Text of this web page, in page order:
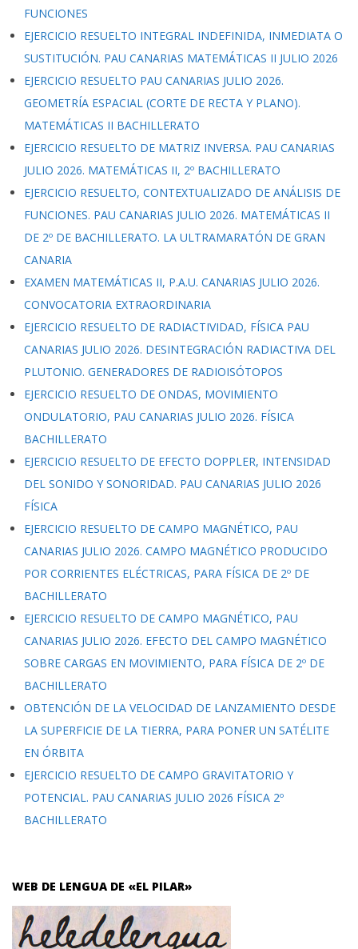
FUNCIONES
EJERCICIO RESUELTO INTEGRAL INDEFINIDA, INMEDIATA O
SUSTITUCIÓN. PAU CANARIAS MATEMÁTICAS II JULIO 2026
EJERCICIO RESUELTO PAU CANARIAS JULIO 2026.
GEOMETRÍA ESPACIAL (CORTE DE RECTA Y PLANO).
MATEMÁTICAS II BACHILLERATO
EJERCICIO RESUELTO DE MATRIZ INVERSA. PAU CANARIAS
JULIO 2026. MATEMÁTICAS II, 2º BACHILLERATO
EJERCICIO RESUELTO, CONTEXTUALIZADO DE ANÁLISIS DE
FUNCIONES. PAU CANARIAS JULIO 2026. MATEMÁTICAS II
DE 2º DE BACHILLERATO. LA ULTRAMARATÓN DE GRAN
CANARIA
EXAMEN MATEMÁTICAS II, P.A.U. CANARIAS JULIO 2026.
CONVOCATORIA EXTRAORDINARIA
EJERCICIO RESUELTO DE RADIACTIVIDAD, FÍSICA PAU
CANARIAS JULIO 2026. DESINTEGRACIÓN RADIACTIVA DEL
PLUTONIO. GENERADORES DE RADIOISÓTOPOS
EJERCICIO RESUELTO DE ONDAS, MOVIMIENTO
ONDULATORIO, PAU CANARIAS JULIO 2026. FÍSICA
BACHILLERATO
EJERCICIO RESUELTO DE EFECTO DOPPLER, INTENSIDAD
DEL SONIDO Y SONORIDAD. PAU CANARIAS JULIO 2026
FÍSICA
EJERCICIO RESUELTO DE CAMPO MAGNÉTICO, PAU
CANARIAS JULIO 2026. CAMPO MAGNÉTICO PRODUCIDO
POR CORRIENTES ELÉCTRICAS, PARA FÍSICA DE 2º DE
BACHILLERATO
EJERCICIO RESUELTO DE CAMPO MAGNÉTICO, PAU
CANARIAS JULIO 2026. EFECTO DEL CAMPO MAGNÉTICO
SOBRE CARGAS EN MOVIMIENTO, PARA FÍSICA DE 2º DE
BACHILLERATO
OBTENCIÓN DE LA VELOCIDAD DE LANZAMIENTO DESDE
LA SUPERFICIE DE LA TIERRA, PARA PONER UN SATÉLITE
EN ÓRBITA
EJERCICIO RESUELTO DE CAMPO GRAVITATORIO Y
POTENCIAL. PAU CANARIAS JULIO 2026 FÍSICA 2º
BACHILLERATO
WEB DE LENGUA DE «EL PILAR»